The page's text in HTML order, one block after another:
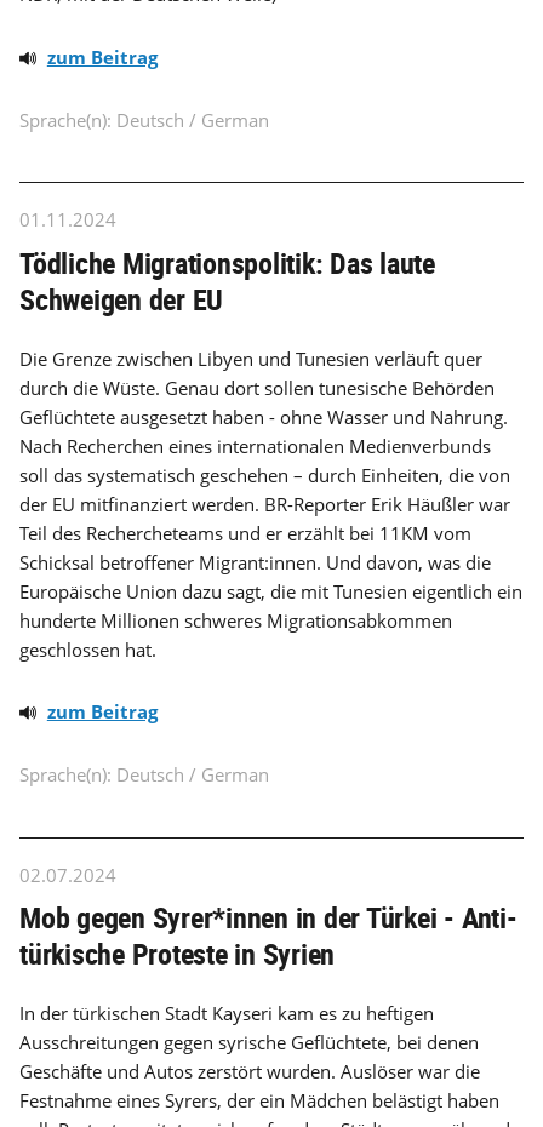
zum Beitrag
Sprache(n): Deutsch / German
01.11.2024
Tödliche Migrationspolitik: Das laute
Schweigen der EU
Die Grenze zwischen Libyen und Tunesien verläuft quer
durch die Wüste. Genau dort sollen tunesische Behörden
Geflüchtete ausgesetzt haben - ohne Wasser und Nahrung.
Nach Recherchen eines internationalen Medienverbunds
soll das systematisch geschehen – durch Einheiten, die von
der EU mitfinanziert werden. BR-Reporter Erik Häußler war
Teil des Rechercheteams und er erzählt bei 11KM vom
Schicksal betroffener Migrant:innen. Und davon, was die
Europäische Union dazu sagt, die mit Tunesien eigentlich ein
hunderte Millionen schweres Migrationsabkommen
geschlossen hat.
zum Beitrag
Sprache(n): Deutsch / German
02.07.2024
Mob gegen Syrer*innen in der Türkei - Anti-
türkische Proteste in Syrien
In der türkischen Stadt Kayseri kam es zu heftigen
Ausschreitungen gegen syrische Geflüchtete, bei denen
Geschäfte und Autos zerstört wurden. Auslöser war die
Festnahme eines Syrers, der ein Mädchen belästigt haben